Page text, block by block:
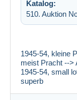
Katalog:
510. Auktion
1945-54, kleine
meist Pracht -->
1945-54, small
superb